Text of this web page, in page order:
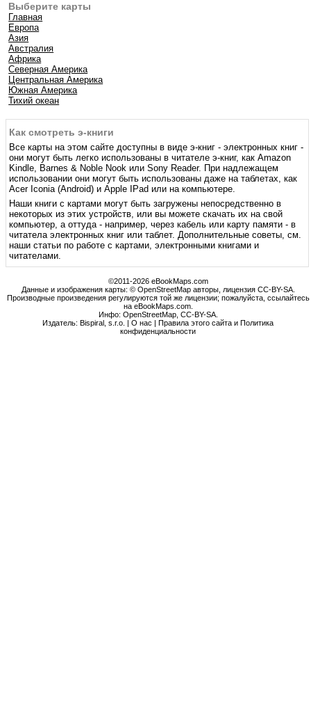
Выберите карты
Главная
Европа
Азия
Австралия
Африка
Северная Америка
Центральная Америка
Южная Америка
Тихий океан
Как смотреть э-книги
Все карты на этом сайте доступны в виде э-книг - электронных книг -
они могут быть легко использованы в читателе э-книг, как Amazon
Kindle, Barnes & Noble Nook или Sony Reader. При надлежащем
использовании они могут быть использованы даже на таблетах, как
Acer Iconia (Android) и Apple IPad или на компьютере.
Наши книги с картами могут быть загружены непосредственно в
некоторых из этих устройств, или вы можете скачать их на свой
компьютер, а оттуда - например, через кабель или карту памяти - в
читатела электронных книг или таблет. Дополнительные советы, см.
наши статьи по работе с картами, электронными книгами и
читателами.
©2011-2026 eBookMaps.com
Данные и изображения карты: © OpenStreetMap авторы, лицензия CC-BY-SA.
Производные произведения регулируются той же лицензии; пожалуйста, ссылайтесь
на eBookMaps.com.
Инфо: OpenStreetMap, CC-BY-SA.
Издатель: Bispiral, s.r.o. |О нас |Правила этого сайта и Политика
конфиденциальности